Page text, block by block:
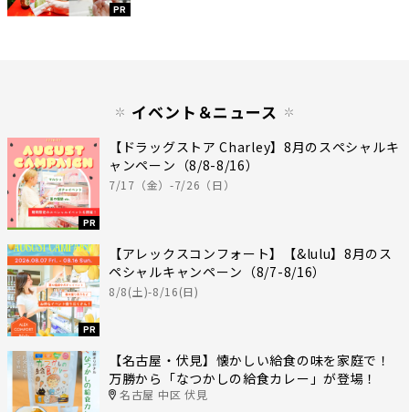
PR
イベント＆ニュース
PR
【ドラッグストア Charley】8月のスペシャルキ
ャンペーン（8/8-8/16）
7/17（金）-7/26（日）
PR
【アレックスコンフォート】【&lulu】8月のス
ペシャルキャンペーン（8/7-8/16）
8/8(土)-8/16(日)
【名古屋・伏見】懐かしい給食の味を家庭で！
万勝から「なつかしの給食カレー」が登場！
名古屋 中区 伏見